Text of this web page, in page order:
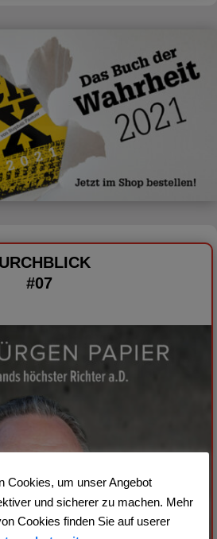
#07
Cookies, um unser Angebot
und sicherer zu machen. Mehr
Cookies finden Sie auf userer